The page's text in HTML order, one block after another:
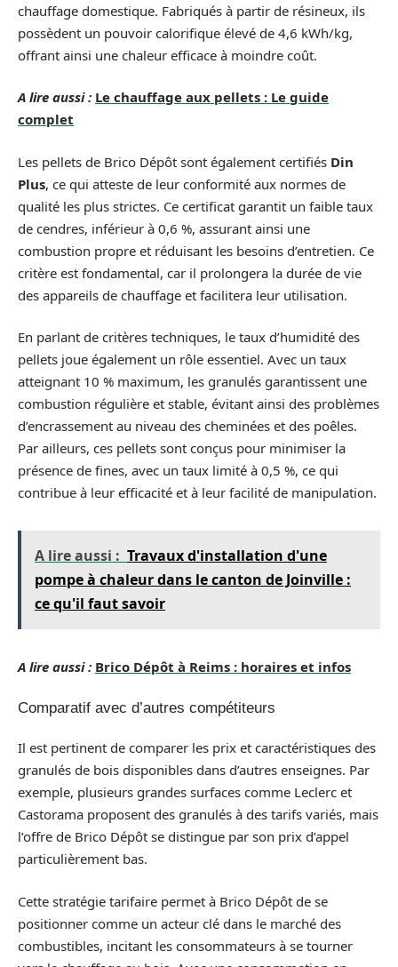
chauffage domestique. Fabriqués à partir de résineux, ils
possèdent un pouvoir calorifique élevé de 4,6 kWh/kg,
offrant ainsi une chaleur efficace à moindre coût.
A lire aussi : Le chauffage aux pellets : Le guide
complet
Les pellets de Brico Dépôt sont également certifiés Din
Plus, ce qui atteste de leur conformité aux normes de
qualité les plus strictes. Ce certificat garantit un faible taux
de cendres, inférieur à 0,6 %, assurant ainsi une
combustion propre et réduisant les besoins d’entretien. Ce
critère est fondamental, car il prolongera la durée de vie
des appareils de chauffage et facilitera leur utilisation.
En parlant de critères techniques, le taux d’humidité des
pellets joue également un rôle essentiel. Avec un taux
atteignant 10 % maximum, les granulés garantissent une
combustion régulière et stable, évitant ainsi des problèmes
d’encrassement au niveau des cheminées et des poêles.
Par ailleurs, ces pellets sont conçus pour minimiser la
présence de fines, avec un taux limité à 0,5 %, ce qui
contribue à leur efficacité et à leur facilité de manipulation.
A lire aussi : Travaux d'installation d'une
pompe à chaleur dans le canton de Joinville :
ce qu'il faut savoir
A lire aussi : Brico Dépôt à Reims : horaires et infos
Comparatif avec d’autres compétiteurs
Il est pertinent de comparer les prix et caractéristiques des
granulés de bois disponibles dans d’autres enseignes. Par
exemple, plusieurs grandes surfaces comme Leclerc et
Castorama proposent des granulés à des tarifs variés, mais
l’offre de Brico Dépôt se distingue par son prix d’appel
particulièrement bas.
Cette stratégie tarifaire permet à Brico Dépôt de se
positionner comme un acteur clé dans le marché des
combustibles, incitant les consommateurs à se tourner